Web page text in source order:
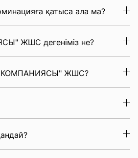
қатыса ала ма?
ЖШС дегеніміз не?
КОМПАНИЯСЫ" ЖШС?